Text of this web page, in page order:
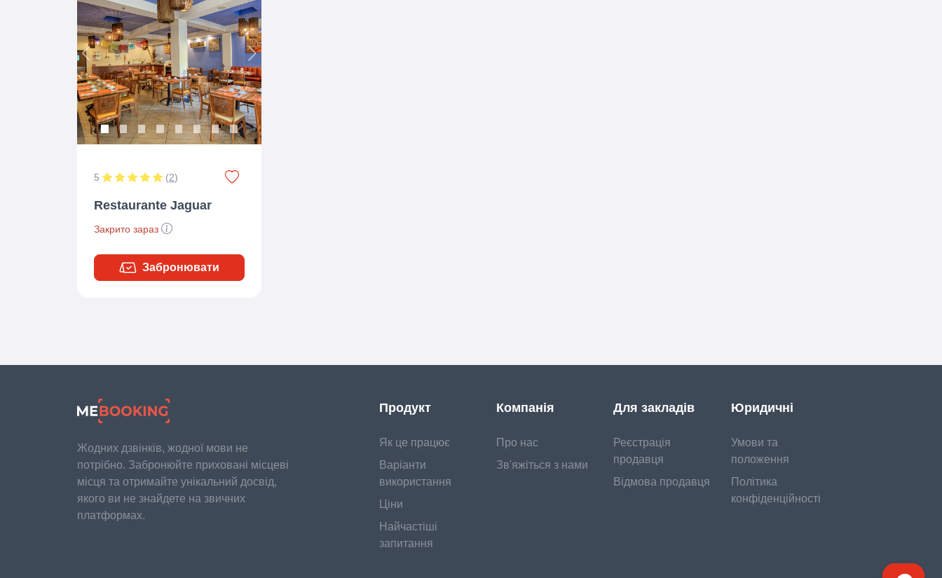
Previous Next
5 (2)
Restaurante Jaguar
Закрито зараз
Забронювати
Жодних дзвінків, жодної мови не
потрібно. Забронюйте приховані місцеві
місця та отримайте унікальний досвід,
якого ви не знайдете на звичних
платформах.
Продукт
Як це працює
Варіанти
використання
Ціни
Найчастіші
запитання
Компанія
Про нас
Зв'яжіться з нами
Для закладів
Реєстрація
продавця
Відмова продавця
Юридичні
Умови та
положення
Політика
конфіденційності